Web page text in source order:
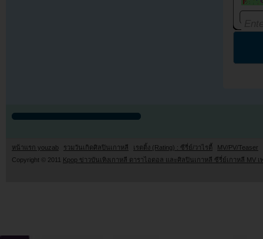
หน้าแรก youzab รวมวันเกิดศิลปินเกาหลี เรตติ้ง (Rating) : ซีรี่ย์/วาไรตี้
MV/PV/Teaser
Copyright © 2011 Kpop ข่าวบันเทิงเกาหลี ดาราไอดอล และศิลปินเกาหลี ซีรี่ย์เกาหลี MV